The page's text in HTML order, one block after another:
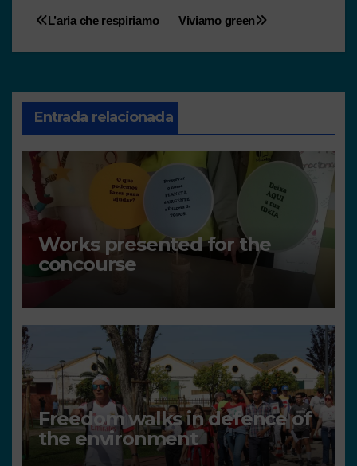
Viviamo green
L’aria che respiriamo
Entrada relacionada
Works presented for the
concourse
Freedom walks in defence of
the environment